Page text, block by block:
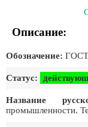
Описание:
Обозначение: ГОСТ
Статус:
Название
промышленности.